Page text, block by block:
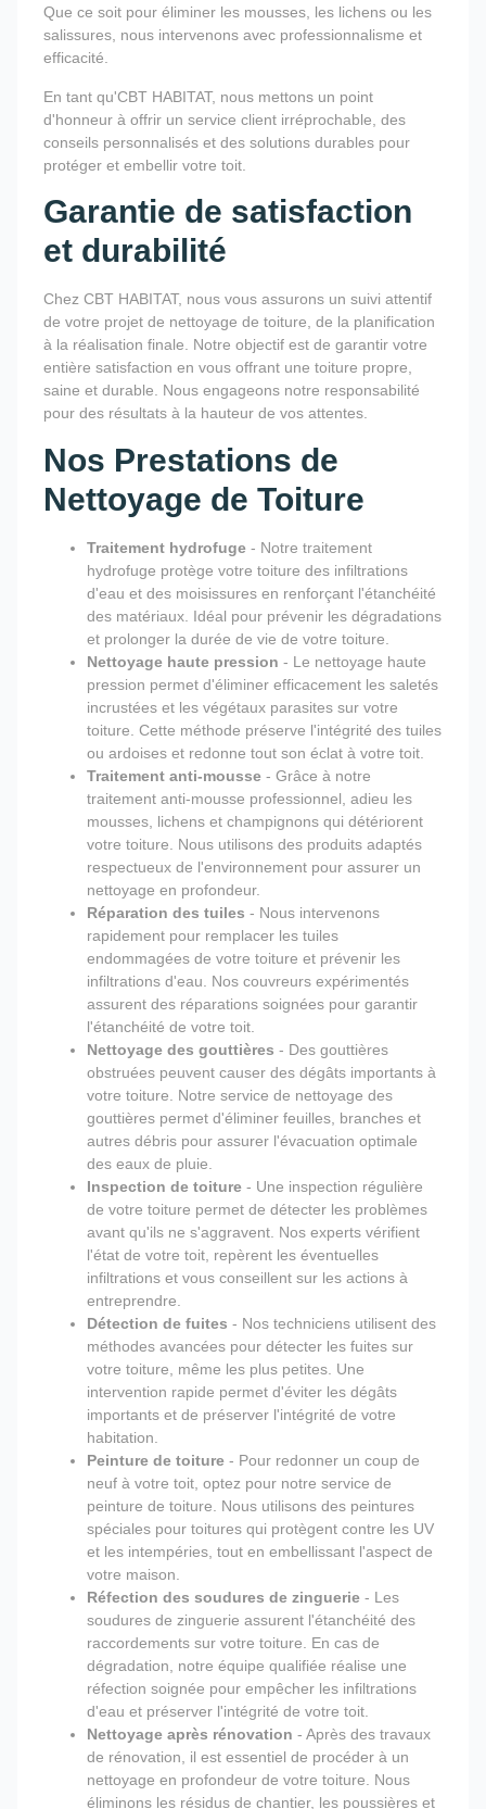
Que ce soit pour éliminer les mousses, les lichens ou les
salissures, nous intervenons avec professionnalisme et
efficacité.
En tant qu'CBT HABITAT, nous mettons un point
d'honneur à offrir un service client irréprochable, des
conseils personnalisés et des solutions durables pour
protéger et embellir votre toit.
Garantie de satisfaction
et durabilité
Chez CBT HABITAT, nous vous assurons un suivi attentif
de votre projet de nettoyage de toiture, de la planification
à la réalisation finale. Notre objectif est de garantir votre
entière satisfaction en vous offrant une toiture propre,
saine et durable. Nous engageons notre responsabilité
pour des résultats à la hauteur de vos attentes.
Nos Prestations de
Nettoyage de Toiture
Traitement hydrofuge - Notre traitement
hydrofuge protège votre toiture des infiltrations
d'eau et des moisissures en renforçant l'étanchéité
des matériaux. Idéal pour prévenir les dégradations
et prolonger la durée de vie de votre toiture.
Nettoyage haute pression - Le nettoyage haute
pression permet d'éliminer efficacement les saletés
incrustées et les végétaux parasites sur votre
toiture. Cette méthode préserve l'intégrité des tuiles
ou ardoises et redonne tout son éclat à votre toit.
Traitement anti-mousse - Grâce à notre
traitement anti-mousse professionnel, adieu les
mousses, lichens et champignons qui détériorent
votre toiture. Nous utilisons des produits adaptés
respectueux de l'environnement pour assurer un
nettoyage en profondeur.
Réparation des tuiles - Nous intervenons
rapidement pour remplacer les tuiles
endommagées de votre toiture et prévenir les
infiltrations d'eau. Nos couvreurs expérimentés
assurent des réparations soignées pour garantir
l'étanchéité de votre toit.
Nettoyage des gouttières - Des gouttières
obstruées peuvent causer des dégâts importants à
votre toiture. Notre service de nettoyage des
gouttières permet d'éliminer feuilles, branches et
autres débris pour assurer l'évacuation optimale
des eaux de pluie.
Inspection de toiture - Une inspection régulière
de votre toiture permet de détecter les problèmes
avant qu'ils ne s'aggravent. Nos experts vérifient
l'état de votre toit, repèrent les éventuelles
infiltrations et vous conseillent sur les actions à
entreprendre.
Détection de fuites - Nos techniciens utilisent des
méthodes avancées pour détecter les fuites sur
votre toiture, même les plus petites. Une
intervention rapide permet d'éviter les dégâts
importants et de préserver l'intégrité de votre
habitation.
Peinture de toiture - Pour redonner un coup de
neuf à votre toit, optez pour notre service de
peinture de toiture. Nous utilisons des peintures
spéciales pour toitures qui protègent contre les UV
et les intempéries, tout en embellissant l'aspect de
votre maison.
Réfection des soudures de zinguerie - Les
soudures de zinguerie assurent l'étanchéité des
raccordements sur votre toiture. En cas de
dégradation, notre équipe qualifiée réalise une
réfection soignée pour empêcher les infiltrations
d'eau et préserver l'intégrité de votre toit.
Nettoyage après rénovation - Après des travaux
de rénovation, il est essentiel de procéder à un
nettoyage en profondeur de votre toiture. Nous
éliminons les résidus de chantier, les poussières et